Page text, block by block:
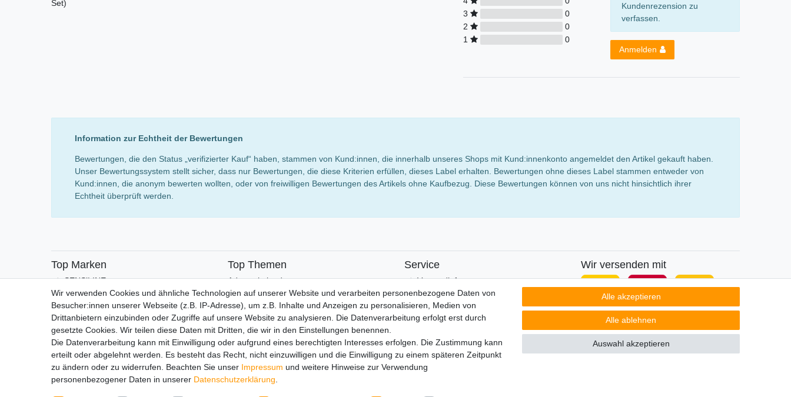
Set)
3
0
2
0
1
0
Kundenrezension zu
verfassen.
Anmelden
Information zur Echtheit der Bewertungen
Bewertungen, die den Status „verifizierter Kauf“ haben, stammen von Kund:innen, die innerhalb unseres Shops mit Kund:innenkonto angemeldet den Artikel gekauft haben.
Unser Bewertungssystem stellt sicher, dass nur Bewertungen, die diese Kriterien erfüllen, dieses Label erhalten. Bewertungen ohne dieses Label stammen entweder von
Kund:innen, die anonym bewerten wollten, oder von freiwilligen Bewertungen des Artikels ohne Kaufbezug. Diese Bewertungen können von uns nicht hinsichtlich ihrer
Echtheit überprüft werden.
Top Marken
SENSiLINE
Top Themen
Adventskalender
Service
Versandinfos
FAQ
Ersatzteile
Registrieren
Wir versenden mit
Impressum Daten­schutz­erklärung AGB Barrierefreiheitserklärung Widerrufs­recht
Wir verwenden Cookies und ähnliche Technologien auf unserer Website und verarbeiten personenbezogene Daten von
Besucher:innen unserer Webseite (z.B. IP-Adresse), um z.B. Inhalte und Anzeigen zu personalisieren, Medien von
Drittanbietern einzubinden oder Zugriffe auf unsere Website zu analysieren. Die Datenverarbeitung erfolgt erst durch
gesetzte Cookies. Wir teilen diese Daten mit Dritten, die wir in den Einstellungen benennen.
Die Datenverarbeitung kann mit Einwilligung oder aufgrund eines berechtigten Interesses erfolgen. Die Zustimmung kann
erteilt oder abgelehnt werden. Es besteht das Recht, nicht einzuwilligen und die Einwilligung zu einem späteren Zeitpunkt
zu ändern oder zu widerrufen. Beachten Sie unser Impressum und weitere Hinweise zur Verwendung
personenbezogener Daten in unserer Daten­schutz­erklärung
Alle akzeptieren
Alle ablehnen
Auswahl akzeptieren